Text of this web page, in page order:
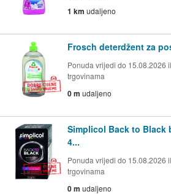
1 km udaljeno
Frosch deterdžent za
Ponuda vrijedi do 15.08.2026
trgovinama
0 m udaljeno
Simplicol Back to Black
4...
Ponuda vrijedi do 15.08.2026
trgovinama
0 m udaljeno